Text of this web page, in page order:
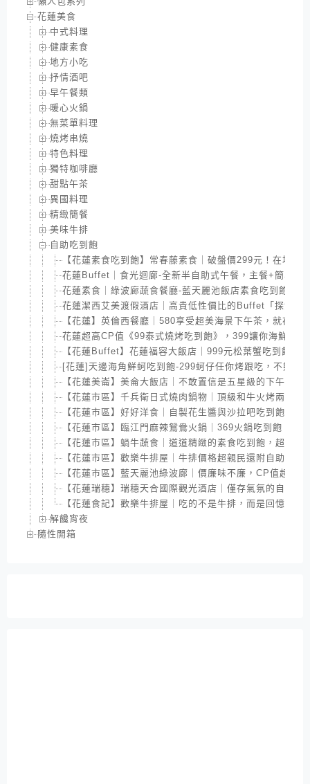
花蓮美食
中式料理
健康素食
地方小吃
抒情酒吧
早午餐類
暖心火鍋
無菜單料理
燒烤串燒
特色料理
獨特咖啡廳
甜點午茶
異國料理
精緻簡餐
美味牛排
自助吃到飽
【花蓮素食吃到飽】常春藤素食｜破盤價299元！在地飄
花蓮Buffet｜食光迴廊-全新半自助式午餐，主餐+簡易自
花蓮素食｜綠波廊蔬食餐廳-藍天麗池飯店素食吃到飽，
花蓮潔西艾美渡假酒店｜高貴低性價比的Buffet「探索廚
【花蓮】英倫西餐廳｜580享受超美海景下午茶，就在遠
花蓮超高CP值《99泰式燒烤吃到飽》，399讓你海鮮肉肉
【花蓮Buffet】花蓮福容大飯店｜999元松葉蟹吃到飽，
[花蓮]天邊海角鮮蚵吃到飽-299蚵仔任你烤跟吃，不夠還
【花蓮美崙】美侖大飯店｜不敢置信是五星級的下午茶
【花蓮市區】千兵衛日式燒肉鍋物｜頂級和牛火烤兩吃
【花蓮市區】好好洋食｜自製花生醬與沙拉吧吃到飽，
【花蓮市區】臨江門麻辣鴛鴦火鍋｜369火鍋吃到飽，新
【花蓮市區】蝸牛蔬食｜道道精緻的素食吃到飽，超佛心
【花蓮市區】歡樂牛排屋｜牛排價格超親民還附自助吧吃
【花蓮市區】藍天麗池綠波廊｜價廉味不廉，CP值超高
【花蓮瑞穗】瑞穗天合國際觀光酒店｜僅存氣氛的自助
【花蓮食記】歡樂牛排屋｜吃的不是牛排，而是回憶｜花
解饞宵夜
隨性開箱